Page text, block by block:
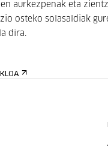
aurkezpenak eta
osteko solasaldiak
dira.